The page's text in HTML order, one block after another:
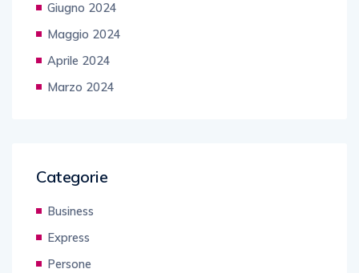
Giugno 2024
Maggio 2024
Aprile 2024
Marzo 2024
Categorie
Business
Express
Persone